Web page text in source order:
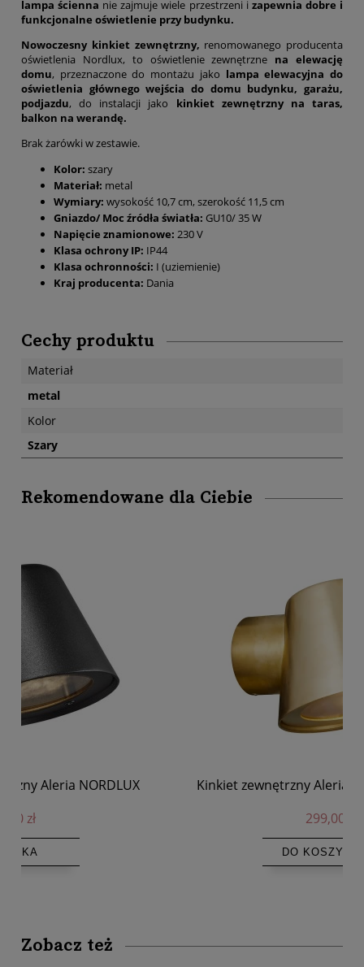
lampa ścienna nie zajmuje wiele przestrzeni i zapewnia dobre i
funkcjonalne oświetlenie przy budynku.
Nowoczesny kinkiet zewnętrzny, renomowanego producenta
oświetlenia Nordlux, to oświetlenie zewnętrzne na elewację
domu, przeznaczone do montażu jako lampa elewacyjnado
oświetlenia głównego wejścia do domu budynku, garażu,
podjazdu, do instalacji jako kinkiet zewnętrzny na taras,
balkon na werandę.
Brak żarówki w zestawie.
Kolor: szary
Materiał: metal
Wymiary: wysokość 10,7 cm, szerokość 11,5 cm
Gniazdo/ Moc źródła światła: GU10/ 35 W
Napięcie znamionowe: 230 V
Klasa ochrony IP: IP44
Klasa ochronności: I (uziemienie)
Kraj producenta: Dania
Cechy produktu
Materiał
metal
Kolor
Szary
Rekomendowane dla Ciebie
Kinkiet zewnętrzny Aleria, mosiądz - Nordlux
Zobacz też